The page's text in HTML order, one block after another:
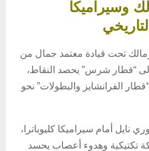
وسيراميكا
تحت قيادة معتمد جمال من
“قطار شرس” يحصد النقاط،
قطار الفرانشايز والبطولات” نحو
نايل أمام سيراميكا كليوباترا،
تكتيكية وهدوء أعصاب يحسد